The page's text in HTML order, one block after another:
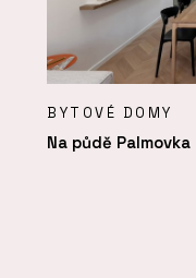
BYTOVÉ DOMY
Na půdě Palmovka